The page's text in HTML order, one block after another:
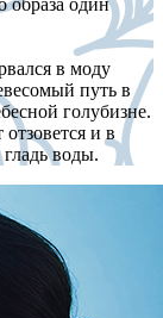
в моду
путь в
голубизне.
и в
воды.